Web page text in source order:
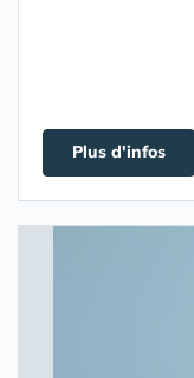
Plus d'infos